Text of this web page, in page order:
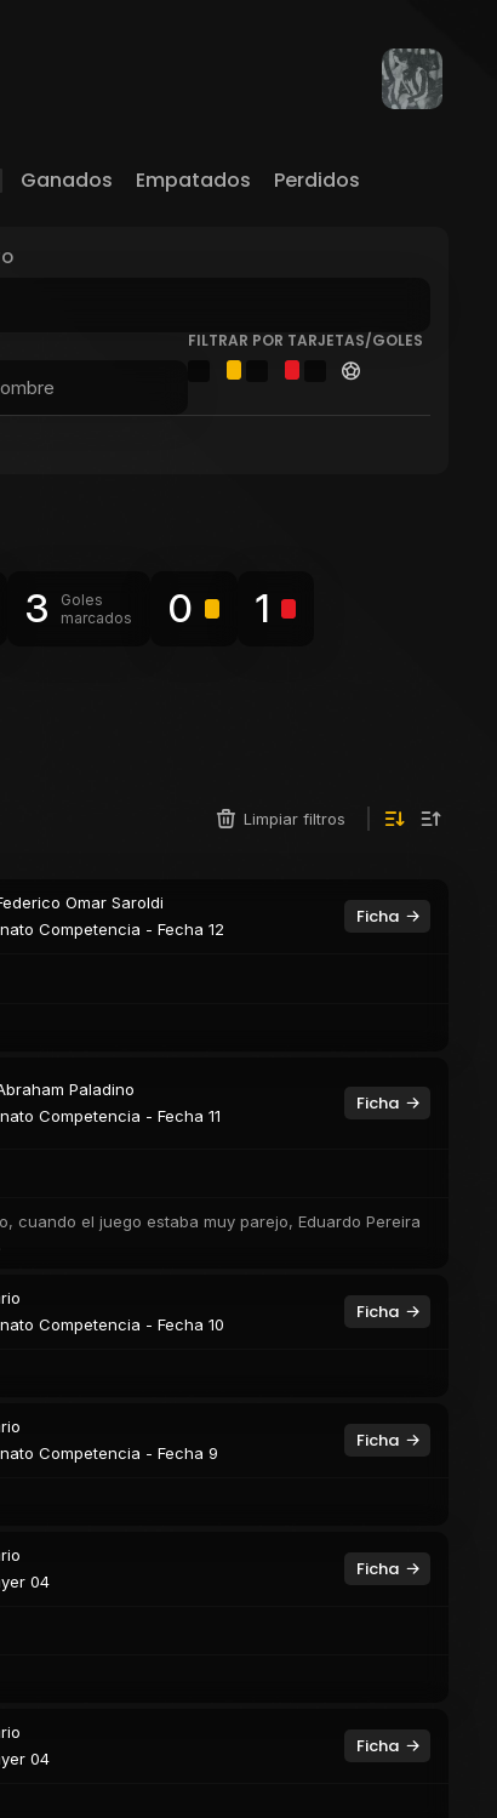
Ganados Empatados Perdidos
FILTRAR POR TARJETAS/GOLES
3
Goles
marcados
0
1
Limpiar filtros
Omar Saroldi
Competencia - Fecha 12
Ficha
Paladino
Competencia - Fecha 11
Ficha
cuando el juego estaba muy parejo, Eduardo Pereira
Competencia - Fecha 10
Ficha
Competencia - Fecha 9
Ficha
04
Ficha
04
Ficha